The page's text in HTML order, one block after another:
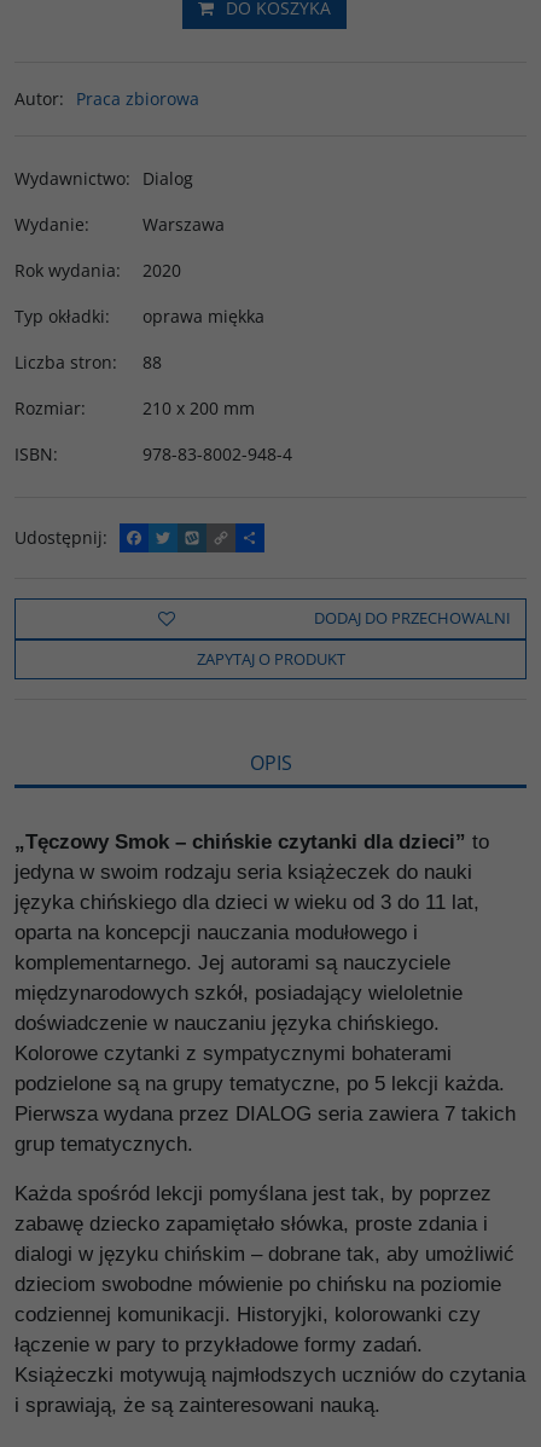
DO KOSZYKA
Autor: Praca zbiorowa
Wydawnictwo:
Dialog
Wydanie:
Warszawa
Rok wydania:
2020
Typ okładki:
oprawa miękka
Liczba stron:
88
Rozmiar:
210 x 200 mm
ISBN: 978-83-8002-948-4
Udostępnij:
F
a
e
o
T
w
t
t
e
W
y
o
C
o
y
i
n
k
P
o
z
e
l
s
DODAJ DO PRZECHOWALNI
ZAPYTAJ O PRODUKT
OPIS
„Tęczowy Smok – chińskie czytanki dla dzieci” to
jedyna w swoim rodzaju seria książeczek do nauki
języka chińskiego dla dzieci w wieku od 3 do 11 lat,
oparta na koncepcji nauczania modułowego i
komplementarnego. Jej autorami są nauczyciele
międzynarodowych szkół, posiadający wieloletnie
doświadczenie w nauczaniu języka chińskiego.
Kolorowe czytanki z sympatycznymi bohaterami
podzielone są na grupy tematyczne, po 5 lekcji każda.
Pierwsza wydana przez DIALOG seria zawiera 7 takich
grup tematycznych.
Każda spośród lekcji pomyślana jest tak, by poprzez
zabawę dziecko zapamiętało słówka, proste zdania i
dialogi w języku chińskim – dobrane tak, aby umożliwić
dzieciom swobodne mówienie po chińsku na poziomie
codziennej komunikacji. Historyjki, kolorowanki czy
łączenie w pary to przykładowe formy zadań.
Książeczki motywują najmłodszych uczniów do czytania
i sprawiają, że są zainteresowani nauką.